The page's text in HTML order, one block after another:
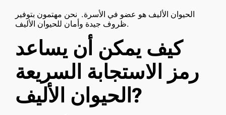
الحيوان الأليف هو عضو في الأسرة. نحن مهتمون بتوفير
ظروف جيدة وأمان للحيوان الأليف.
كيف يمكن أن يساعد
رمز الاستجابة السريعة
الحيوان الأليف?